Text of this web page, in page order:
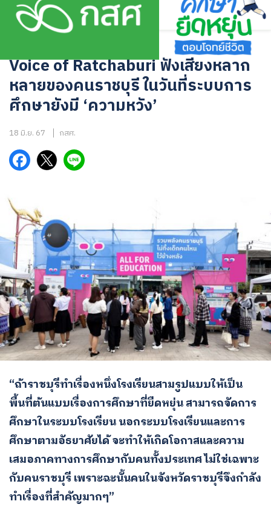
Skip
Voice of Ratchaburi ฟังเสียงหลาก
หลายของคนราชบุรี ในวันที่ระบบการ
ศึกษายังมี ‘ความหวัง’
18 มิ.ย. 67 กสศ.
“ถ้าราชบุรีทำเรื่องหนึ่งโรงเรียนสามรูปแบบให้เป็น
พื้นที่ต้นแบบเรื่องการศึกษาที่ยืดหยุ่น สามารถจัดการ
ศึกษาในระบบโรงเรียน นอกระบบโรงเรียนและการ
ศึกษาตามอัธยาศัยได้ จะทำให้เกิดโอกาสและความ
เสมอภาคทางการศึกษากับคนทั้งประเทศ ไม่ใช่เฉพาะ
กับคนราชบุรี เพราะฉะนั้นคนในจังหวัดราชบุรีจึงกำลัง
ทำเรื่องที่สำคัญมากๆ”